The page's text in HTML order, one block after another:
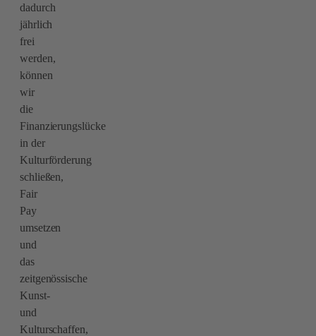
dadurch
jährlich
frei
werden,
können
wir
die
Finanzierungslücke
in der
Kulturförderung
schließen,
Fair
Pay
umsetzen
und
das
zeitgenössische
Kunst-
und
Kulturschaffen,